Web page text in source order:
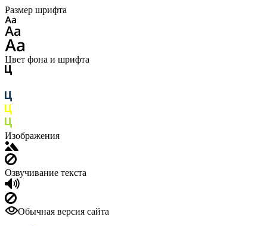
Размер шрифта
Цвет фона и шрифта
Изображения
Озвучивание текста
Обычная версия сайта